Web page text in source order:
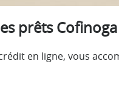
prêts Cofinoga
en ligne, vous